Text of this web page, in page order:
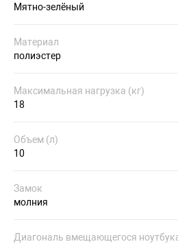
Мятно-зелёный
Материал
полиэстер
Максимальная нагрузка (кг)
18
Объем (л)
10
Замок
молния
Диагональ вмещающегося